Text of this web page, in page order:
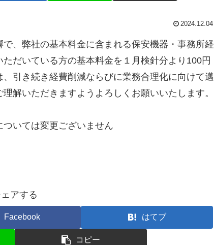
2024.12.04
、弊社の基本料金に含まれる保安機器・事務所経
だいている方の基本料金を１月検針分より100円
引き続き経費削減ならびに業務合理化に向けて邁
解いただきますようよろしくお願いいたします。
いては変更ございません
アする
Facebook はてブ
コピー